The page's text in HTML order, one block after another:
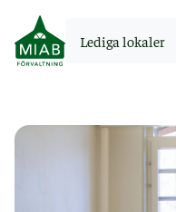
Lediga lokaler